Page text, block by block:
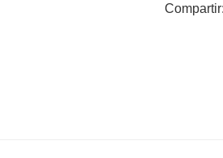
Sus
Compartir: